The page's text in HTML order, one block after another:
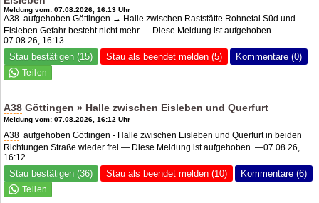
Meldung vom: 07.08.2026, 16:13 Uhr
A38 aufgehoben Göttingen → Halle zwischen Raststätte Rohnetal Süd und
Eisleben Gefahr besteht nicht mehr — Diese Meldung ist aufgehoben. —
07.08.26, 16:13
Stau bestätigen (15) Stau als beendet melden (5) Kommentare (0)
A38 Göttingen » Halle zwischen Eisleben und Querfurt
Meldung vom: 07.08.2026, 16:12 Uhr
A38 aufgehoben Göttingen - Halle zwischen Eisleben und Querfurt in beiden
Richtungen Straße wieder frei — Diese Meldung ist aufgehoben. —07.08.26,
16:12
Stau bestätigen (36) Stau als beendet melden (10) Kommentare (6)